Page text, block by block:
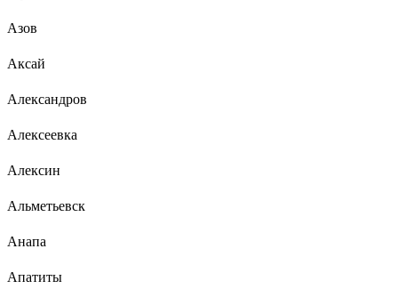
Азов
Аксай
Александров
Алексеевка
Алексин
Альметьевск
Анапа
Апатиты